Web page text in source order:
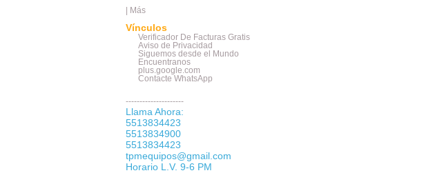
Más
Vínculos
Verificador De Facturas Gratis
Aviso de Privacidad
Siguemos desde el Mundo
Encuentranos
plus.google.com
Contacte WhatsApp
---------------------
Llama Ahora:
5513834423
5513834900
5513834423
tpmequipos@gmail.com
Horario L.V. 9-6 PM